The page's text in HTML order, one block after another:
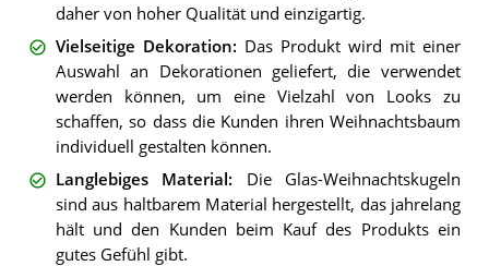
daher von hoher Qualität und einzigartig.
Vielseitige Dekoration: Das Produkt wird mit einer
Auswahl an Dekorationen geliefert, die verwendet
werden können, um eine Vielzahl von Looks zu
schaffen, so dass die Kunden ihren Weihnachtsbaum
individuell gestalten können.
Langlebiges Material: Die Glas-Weihnachtskugeln
sind aus haltbarem Material hergestellt, das jahrelang
hält und den Kunden beim Kauf des Produkts ein
gutes Gefühl gibt.